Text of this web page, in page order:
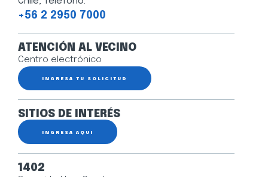
+56 2 2950 7000
ATENCIÓN AL VECINO
Centro electrónico
INGRESA TU SOLICITUD
SITIOS DE INTERÉS
INGRESA AQUÍ
1402